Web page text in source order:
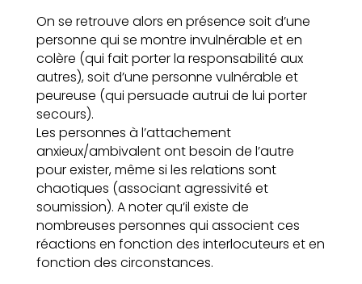
On se retrouve alors en présence soit d’une
personne qui se montre invulnérable et en
colère (qui fait porter la responsabilité aux
autres), soit d’une personne vulnérable et
peureuse (qui persuade autrui de lui porter
secours).
Les personnes à l’attachement
anxieux/ambivalent ont besoin de l’autre
pour exister, même si les relations sont
chaotiques (associant agressivité et
soumission). A noter qu’il existe de
nombreuses personnes qui associent ces
réactions en fonction des interlocuteurs et en
fonction des circonstances.